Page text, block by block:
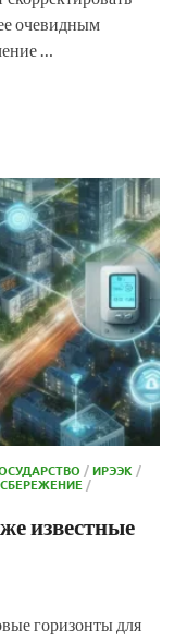
очевидным
…
/ИРЭЭК /
/
известные
горизонты для